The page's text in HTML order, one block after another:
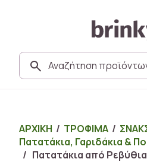
ΑΡΧΙΚΗ / ΤΡΟΦΙΜΑ /
Πατατάκια, Γαριδάκια &
/ Πατατάκια από